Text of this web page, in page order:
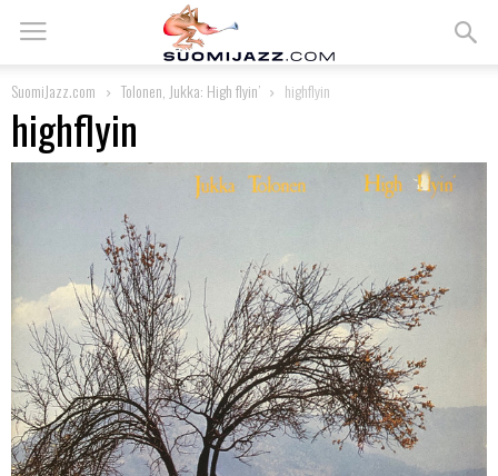
SuomiJazz.com Tolonen, Jukka: High flyin’ highflyin
highflyin